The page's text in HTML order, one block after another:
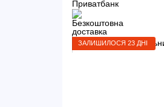
ЗАЛИШИЛОСЯ 23 ДНІ